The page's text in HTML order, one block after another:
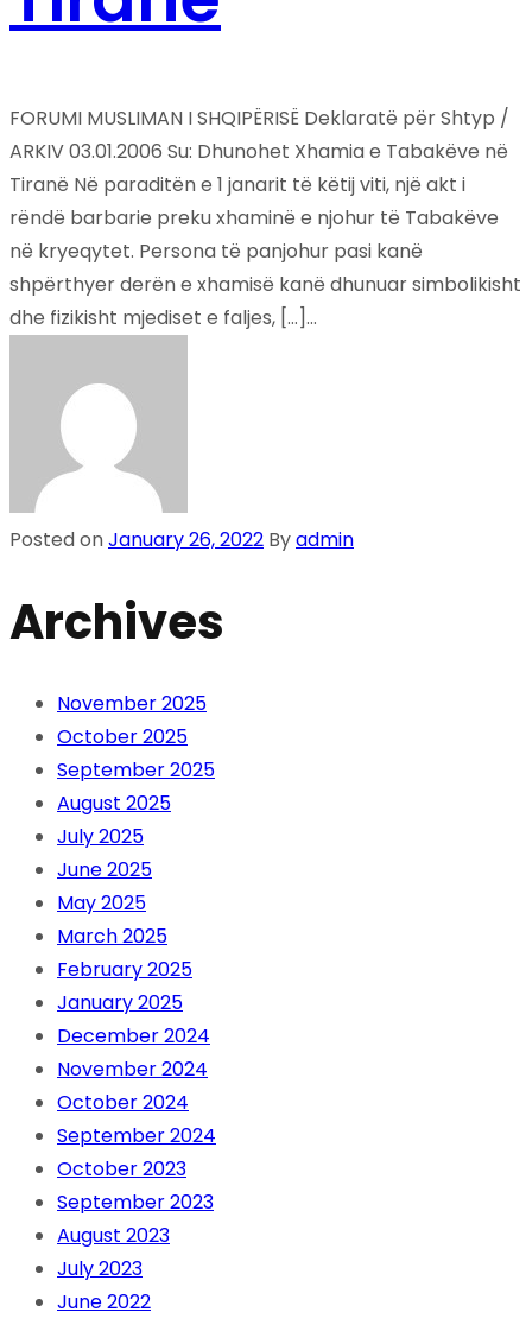
FORUMI MUSLIMAN I SHQIPËRISË Deklaratë për Shtyp /
ARKIV 03.01.2006 Su: Dhunohet Xhamia e Tabakëve në
Tiranë Në paraditën e 1 janarit të këtij viti, një akt i
rëndë barbarie preku xhaminë e njohur të Tabakëve
në kryeqytet. Persona të panjohur pasi kanë
shpërthyer derën e xhamisë kanë dhunuar simbolikisht
dhe fizikisht mjediset e faljes, […]...
Posted onJanuary 26, 2022 Byadmin
Archives
November 2025
October 2025
September 2025
August 2025
July 2025
June 2025
May 2025
March 2025
February 2025
January 2025
December 2024
November 2024
October 2024
September 2024
October 2023
September 2023
August 2023
July 2023
June 2022